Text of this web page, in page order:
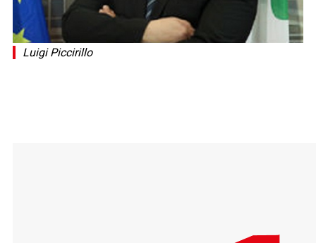
Luigi Piccirillo